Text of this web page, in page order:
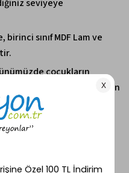
seviyeye
birinci sınıfMDF Lam ve
çocukların
yuvarlatılmıştır ve keskin
zararlı hiç bir madde
bir bez ile kolaylıkla
demonte gelen
kurulumunu